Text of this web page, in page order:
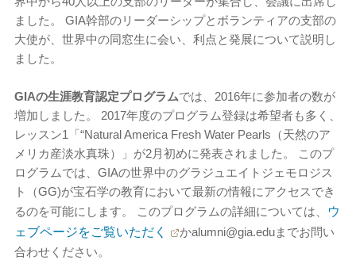
ました。 GIA幹部のリーダーシップとボランティアの支部の
大使が、世界中の同窓生に会い、利点と発展について説明し
ました。
GIAの生涯教育認定プログラムでは、2016年に参加者の数が
増加しました。 2017年度のプログラム登録は希望者も多く、
レッスン1「“Natural America Fresh Water Pearls（天然のア
メリカ産淡水真珠）」が2月初めに発表されました。 このプ
ログラムでは、GIAの世界中のグラジュエイトジェモロジス
ト（GG)が宝石学の教育において最新の情報にアクセスでき
るのを可能にします。 このプログラムの詳細については、
ウ
ェブページをご覧いただく
かalumni@gia.eduまでお問い
合わせください。